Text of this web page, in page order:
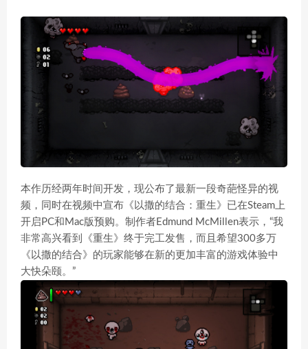
本作历经两年时间开发，现公布了最新一段奇葩怪异的视
频，同时在视频中宣布《以撒的结合：重生》已在Steam上
开启PC和Mac版预购。制作者Edmund McMillen表示，“我
非常高兴看到《重生》终于完工发售，而且希望300多万
《以撒的结合》的玩家能够在新的更加丰富的游戏体验中
大快朵颐。”